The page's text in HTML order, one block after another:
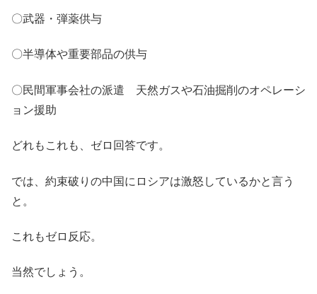
〇武器・弾薬供与
〇半導体や重要部品の供与
〇民間軍事会社の派遣 天然ガスや石油掘削のオペレーシ
ョン援助
どれもこれも、ゼロ回答です。
では、約束破りの中国にロシアは激怒しているかと言う
と。
これもゼロ反応。
当然でしょう。